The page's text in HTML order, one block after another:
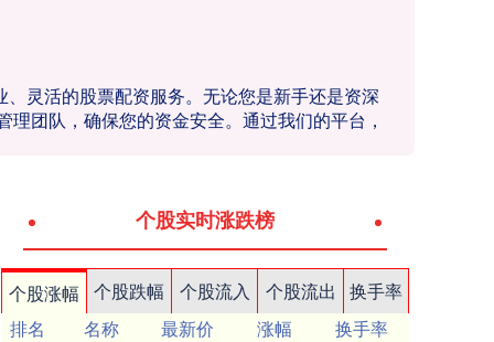
灵活的股票配资服务。无论您是新手还是资深
团队，确保您的资金安全。通过我们的平台，
个股实时涨跌榜
个股涨幅 个股跌幅 个股流入 个股流出
换手率
排名
名称 最新价 涨幅
换手率